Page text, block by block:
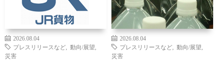
2026.08.04
プレスリリースなど
動向/展望
災害
2026.08.04
プレスリリースなど
動向/展望
災害